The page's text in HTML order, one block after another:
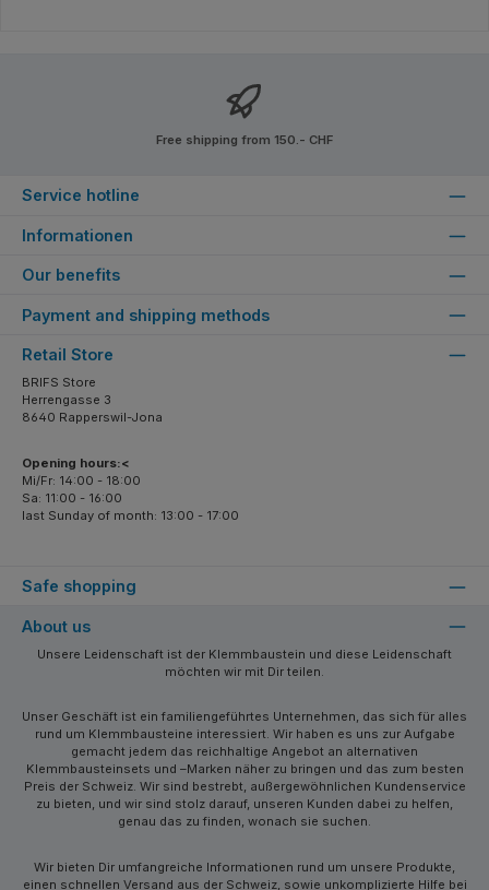
Free shipping from 150.- CHF
Service hotline
Informationen
Our benefits
Payment and shipping methods
Safe shopping
Retail Store
BRIFS Store
Herrengasse 3
8640 Rapperswil-Jona
Opening hours:<
Mi/Fr: 14:00 - 18:00
Sa: 11:00 - 16:00
last Sunday of month: 13:00 - 17:00
About us
Unsere Leidenschaft ist der Klemmbaustein und diese Leidenschaft
möchten wir mit Dir teilen.
Unser Geschäft ist ein familiengeführtes Unternehmen, das sich für alles
rund um Klemmbausteine interessiert. Wir haben es uns zur Aufgabe
gemacht jedem das reichhaltige Angebot an alternativen
Klemmbausteinsets und –Marken näher zu bringen und das zum besten
Preis der Schweiz. Wir sind bestrebt, außergewöhnlichen Kundenservice
zu bieten, und wir sind stolz darauf, unseren Kunden dabei zu helfen,
genau das zu finden, wonach sie suchen.
Wir bieten Dir umfangreiche Informationen rund um unsere Produkte,
einen schnellen Versand aus der Schweiz, sowie unkomplizierte Hilfe bei